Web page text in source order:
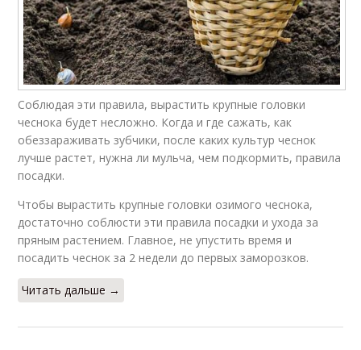
Соблюдая эти правила, вырастить крупные головки
чеснока будет несложно. Когда и где сажать, как
обеззараживать зубчики, после каких культур чеснок
лучше растет, нужна ли мульча, чем подкормить, правила
посадки.
Чтобы вырастить крупные головки озимого чеснока,
достаточно соблюсти эти правила посадки и ухода за
пряным растением. Главное, не упустить время и
посадить чеснок за 2 недели до первых заморозков.
Читать дальше →